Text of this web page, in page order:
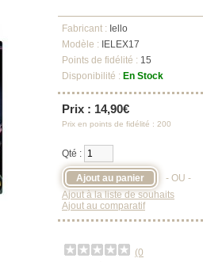
Fabricant : Iello
Modèle : IELEX17
Points de fidélité : 15
Disponibilité : En Stock
Prix : 14,90€
Prix en points de fidélité : 200
Qté :
- OU -
Ajout à la liste de souhaits
Ajout au comparatif
(0